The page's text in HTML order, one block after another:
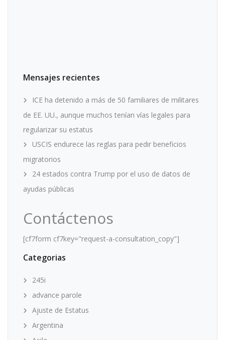
Mensajes recientes
ICE ha detenido a más de 50 familiares de militares
de EE. UU., aunque muchos tenían vías legales para
regularizar su estatus
USCIS endurece las reglas para pedir beneficios
migratorios
24 estados contra Trump por el uso de datos de
ayudas públicas
Contáctenos
[cf7form cf7key="request-a-consultation_copy"]
Categorias
245i
advance parole
Ajuste de Estatus
Argentina